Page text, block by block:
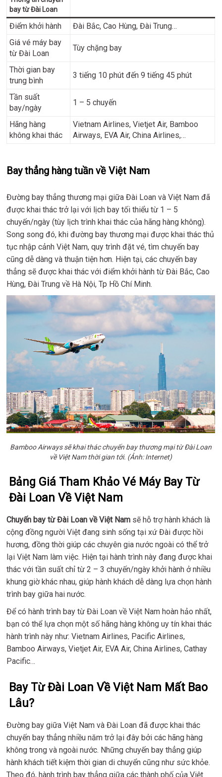
bay từ Đài Loan
Điểm khởi hành
Đài Bắc, Cao Hùng, Đài Trung…
Giá vé máy bay
từ Đài Loan
Tùy chặng bay
Thời gian bay
trung bình
3 tiếng 10 phút đến 9 tiếng 45 phút
Tần suất
bay/ngày
1 – 5 chuyến
Hãng hàng
không khai thác
Vietnam Airlines, Vietjet Air, Bamboo
Airways, EVA Air, China Airlines,…
Bay thẳng hàng tuần về Việt Nam
Đường bay thẳng thương mại giữa Đài Loan và Việt Nam đã
được khai thác trở lại với lịch bay tối thiểu từ 1 – 5
chuyến/ngày (tùy lịch trình khai thác của hãng hàng không).
Song song đó, khi đường bay thương mại được khai thác thủ
tục nhập cảnh Việt Nam, quy trình đặt vé, tìm chuyến bay
cũng dễ dàng và thuận tiện hơn. Hiện tại, các chuyến bay
thẳng sẽ được khai thác với điểm khởi hành từ Đài Bắc, Cao
Hùng, Đài Trung về Hà Nội, Tp Hồ Chí Minh.
Bamboo Airways sẽ khai thác chuyến bay thương mại từ Đài Loan
về Việt Nam thời gian tới. (Ảnh: Internet)
Bảng Giá Tham Khảo Vé Máy Bay Từ
Đài Loan Về Việt Nam
Chuyến bay từ Đài Loan về Việt Nam sẽ hỗ trợ hành khách là
cộng đồng người Việt đang sinh sống tại xứ Đài được hồi
hương, đồng thời giúp các chuyên gia nước ngoài có thể trở
lại Việt Nam làm việc. Hiện tại hành trình này đang được khai
thác với tần suất chỉ từ 2 – 3 chuyến/ngày khởi hành ở nhiều
khung giờ khác nhau, giúp hành khách dễ dàng lựa chọn hành
trình bay giữa hai nước.
Để có hành trình bay từ Đài Loan về Việt Nam hoàn hảo nhất,
bạn có thể lựa chọn một số hãng hàng không uy tín khai thác
hành trình này như: Vietnam Airlines, Pacific Airlines,
Bamboo Airways, Vietjet Air, EVA Air, China Airlines, Cathay
Pacific…
Bay Từ Đài Loan Về Việt Nam Mất Bao
Lâu?
Đường bay giữa Việt Nam và Đài Loan đã được khai thác
chuyến bay thẳng nhiều năm trở lại đây bởi các hãng hàng
không trong và ngoài nước. Những chuyến bay thẳng giúp
hành khách tiết kiệm thời gian di chuyển cũng như sức khỏe.
Theo đó, hành trình bay thẳng giữa các thành phố của Việt